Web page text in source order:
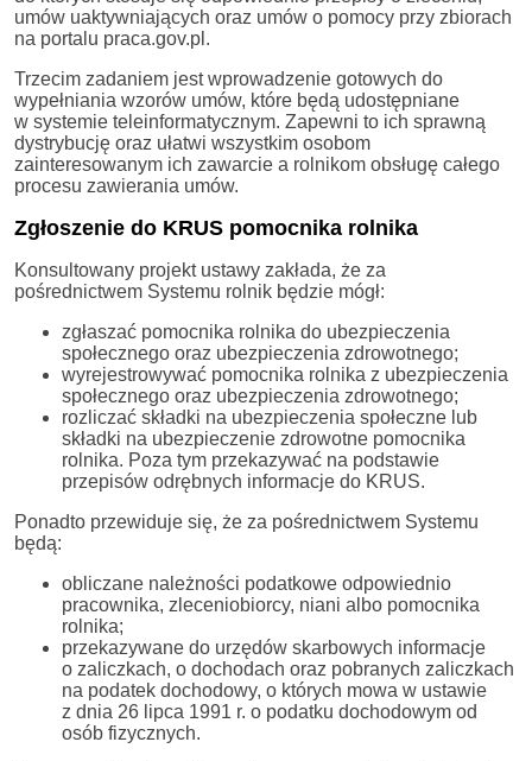
umów uaktywniających oraz umów o pomocy przy zbiorach
na portalu praca.gov.pl.
Trzecim zadaniem jest wprowadzenie gotowych do
wypełniania wzorów umów, które będą udostępniane
w systemie teleinformatycznym. Zapewni to ich sprawną
dystrybucję oraz ułatwi wszystkim osobom
zainteresowanym ich zawarcie a rolnikom obsługę całego
procesu zawierania umów.
Zgłoszenie do KRUS pomocnika rolnika
Konsultowany projekt ustawy zakłada, że za
pośrednictwem Systemu rolnik będzie mógł:
zgłaszać pomocnika rolnika do ubezpieczenia
społecznego oraz ubezpieczenia zdrowotnego;
wyrejestrowywać pomocnika rolnika z ubezpieczenia
społecznego oraz ubezpieczenia zdrowotnego;
rozliczać składki na ubezpieczenia społeczne lub
składki na ubezpieczenie zdrowotne pomocnika
rolnika. Poza tym przekazywać na podstawie
przepisów odrębnych informacje do KRUS.
Ponadto przewiduje się, że za pośrednictwem Systemu
będą:
obliczane należności podatkowe odpowiednio
pracownika, zleceniobiorcy, niani albo pomocnika
rolnika;
przekazywane do urzędów skarbowych informacje
o zaliczkach, o dochodach oraz pobranych zaliczkach
na podatek dochodowy, o których mowa w ustawie
z dnia 26 lipca 1991 r. o podatku dochodowym od
osób fizycznych.